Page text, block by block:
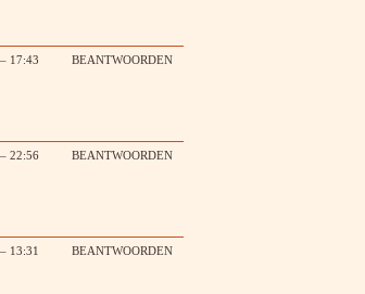
17:43 BEANTWOORDEN
22:56 BEANTWOORDEN
13:31 BEANTWOORDEN